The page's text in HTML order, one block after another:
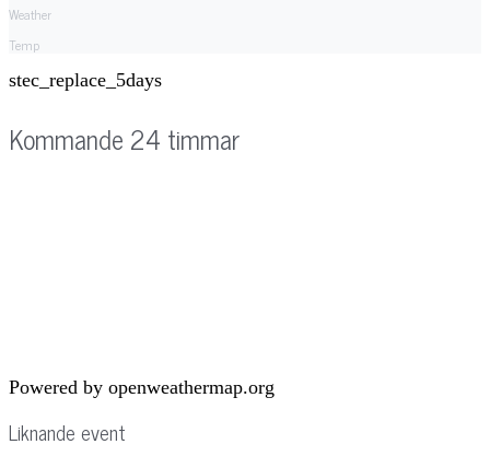
Weather
Temp
stec_replace_5days
Kommande 24 timmar
Powered by openweathermap.org
Liknande event